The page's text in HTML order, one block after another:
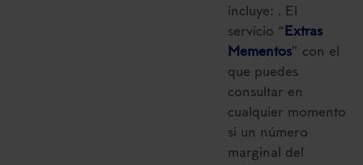
incluye: . El
servicio “Extras
Mementos” con el
que puedes
consultar en
cualquier momento
si un número
marginal del